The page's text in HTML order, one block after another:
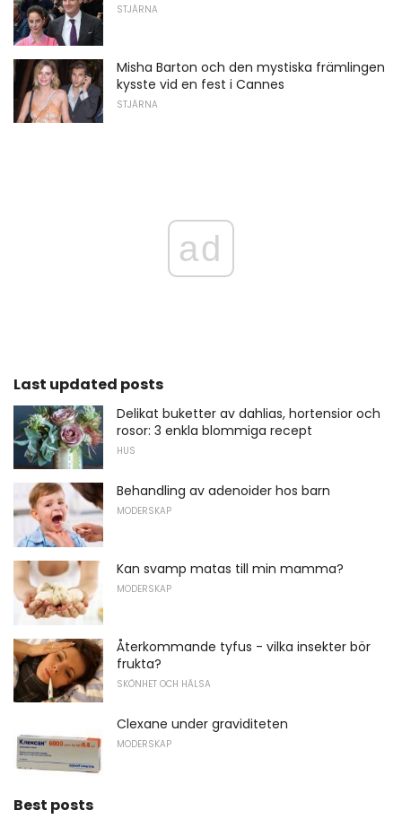
STJÄRNA
Misha Barton och den mystiska främlingen
kysste vid en fest i Cannes
STJÄRNA
ad
Last updated posts
Delikat buketter av dahlias, hortensior och
rosor: 3 enkla blommiga recept
HUS
Behandling av adenoider hos barn
MODERSKAP
Kan svamp matas till min mamma?
MODERSKAP
Återkommande tyfus - vilka insekter bör
frukta?
SKÖNHET OCH HÄLSA
Clexane under graviditeten
MODERSKAP
Best posts